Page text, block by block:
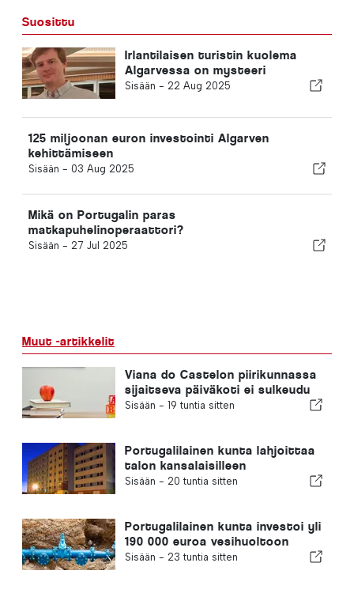
Suosittu
Irlantilaisen turistin kuolema
Algarvessa on mysteeri
Sisään - 22 Aug 2025
125 miljoonan euron investointi Algarven
kehittämiseen
Sisään - 03 Aug 2025
Mikä on Portugalin paras
matkapuhelinoperaattori?
Sisään - 27 Jul 2025
Muut -artikkelit
Viana do Castelon piirikunnassa
sijaitseva päiväkoti ei sulkeudu
Sisään - 19 tuntia sitten
Portugalilainen kunta lahjoittaa
talon kansalaisilleen
Sisään - 20 tuntia sitten
Portugalilainen kunta investoi yli
190 000 euroa vesihuoltoon
Sisään - 23 tuntia sitten